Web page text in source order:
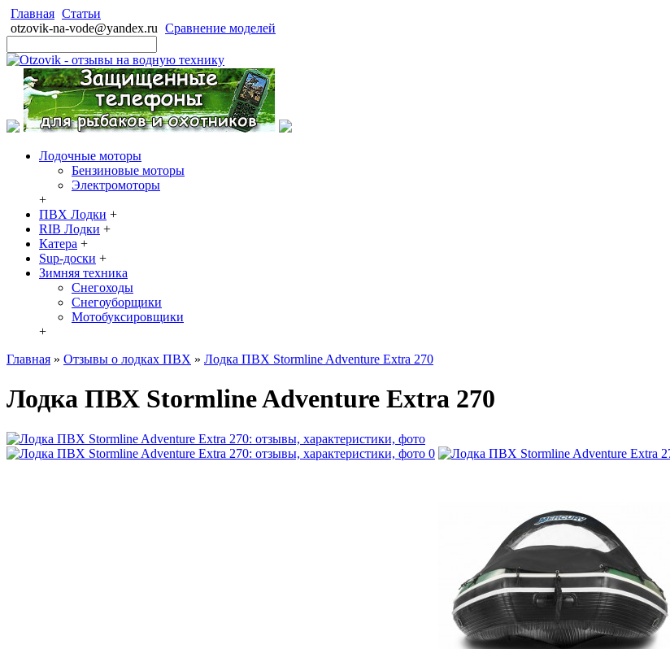
Главная Статьи
otzovik-na-vode@yandex.ru Сравнение моделей
Лодочные моторы
Бензиновые моторы
Электромоторы
+
ПВХ Лодки +
RIB Лодки +
Катера +
Sup-доски +
Зимняя техника
Снегоходы
Cнегоуборщики
Мотобуксировщики
+
Главная » Отзывы о лодках ПВХ » Лодка ПВХ Stormline Adventure Extra 270
Лодка ПВХ Stormline Adventure Extra 270